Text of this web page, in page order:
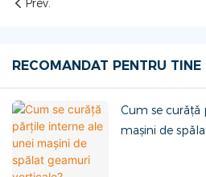
Prev.
RECOMANDAT PENTRU TINE
Cum se curăță
mașini de